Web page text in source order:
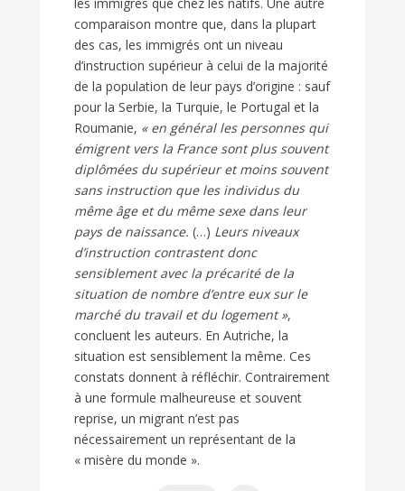
les immigrés que chez les natifs. Une autre
comparaison montre que, dans la plupart
des cas, les immigrés ont un niveau
d’instruction supérieur à celui de la majorité
de la population de leur pays d’origine : sauf
pour la Serbie, la Turquie, le Portugal et la
Roumanie, « en général les personnes qui
émigrent vers la France sont plus souvent
diplômées du supérieur et moins souvent
sans instruction que les individus du
même âge et du même sexe dans leur
pays de naissance. (…) Leurs niveaux
d’instruction contrastent donc
sensiblement avec la précarité de la
situation de nombre d’entre eux sur le
marché du travail et du logement »,
concluent les auteurs. En Autriche, la
situation est sensiblement la même. Ces
constats donnent à réfléchir. Contrairement
à une formule malheureuse et souvent
reprise, un migrant n’est pas
nécessairement un représentant de la
« misère du monde ».